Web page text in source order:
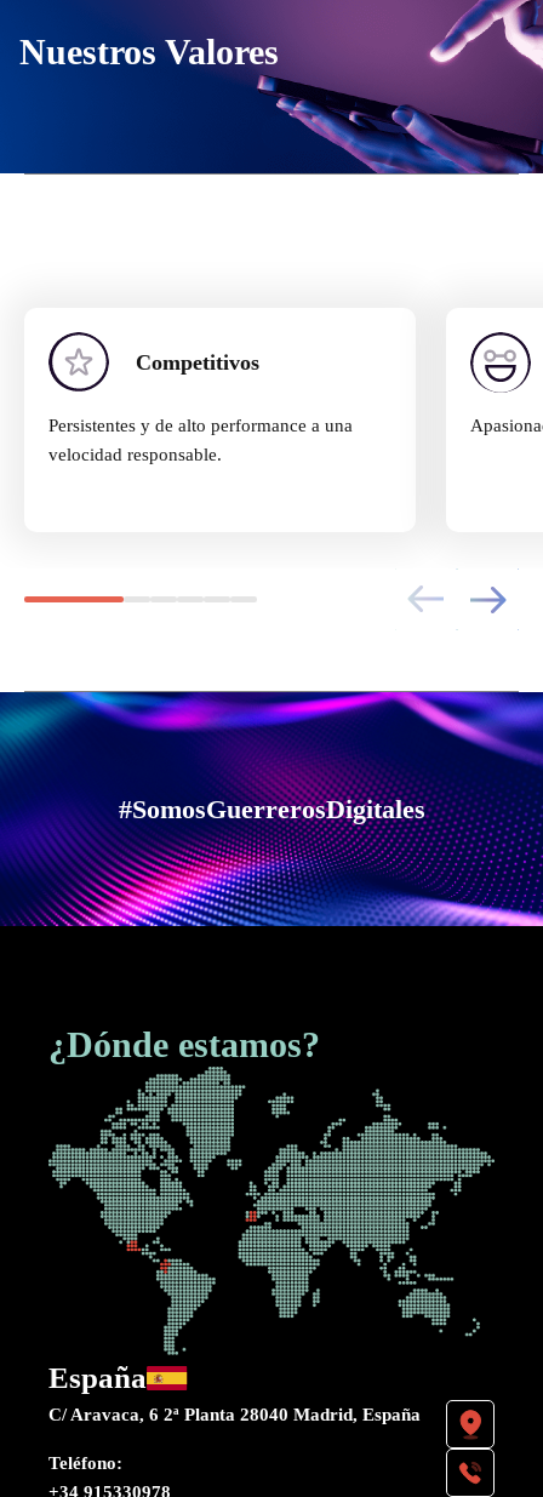
Nuestros Valores
Competitivos
Persistentes y de alto performance a una
velocidad responsable.
#SomosGuerrerosDigitales
¿Dónde estamos?
España
C/ Aravaca, 6 2ª Planta 28040 Madrid, España
Teléfono:
+34 915330978